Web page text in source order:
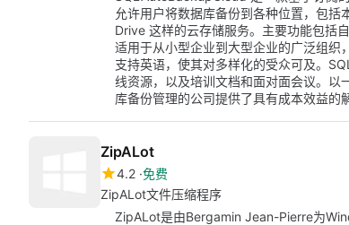
允许用户将数据库备份到各种位置，包
Drive 这样的云存储服务。主要功能包括
适用于从小型企业到大型企业的广泛组织
支持英语，使其对多样化的受众可及。
线资源，以及培训文档和面对面会议。
库备份管理的公司提供了具有成本效益的
ZipALot
4.2 免费
ZipALot文件压缩程序
ZipALot是由Bergamin Jean-Pierre为